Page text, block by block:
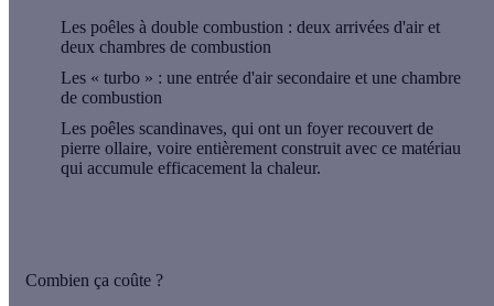
Les poêles à double combustion : deux arrivées d'air et
deux chambres de combustion
Les « turbo » : une entrée d'air secondaire et une chambre
de combustion
Les poêles scandinaves, qui ont un foyer recouvert de
pierre ollaire, voire entièrement construit avec ce matériau
qui accumule efficacement la chaleur.
Combien ça coûte ?